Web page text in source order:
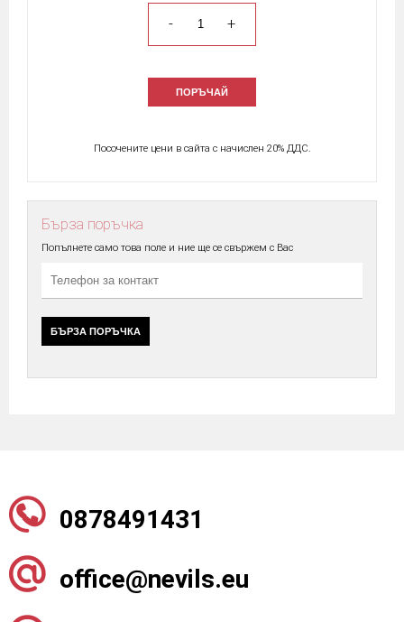
- +
ПОРЪЧАЙ
Посочените цени в сайта с начислен 20% ДДС.
Бърза поръчка
Попълнете само това поле и ние ще се свържем с Вас
БЪРЗА ПОРЪЧКА
0878491431
office@nevils.eu